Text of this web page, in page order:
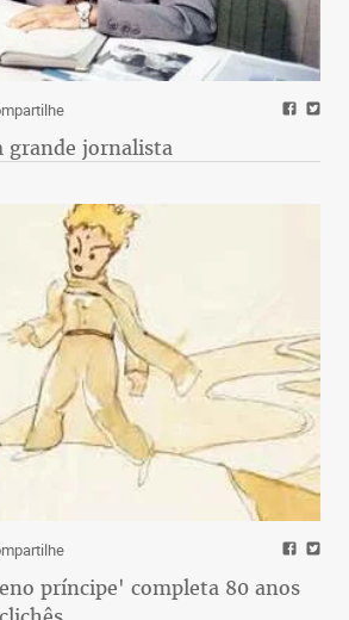
grande jornalista
príncipe' completa 80 anos